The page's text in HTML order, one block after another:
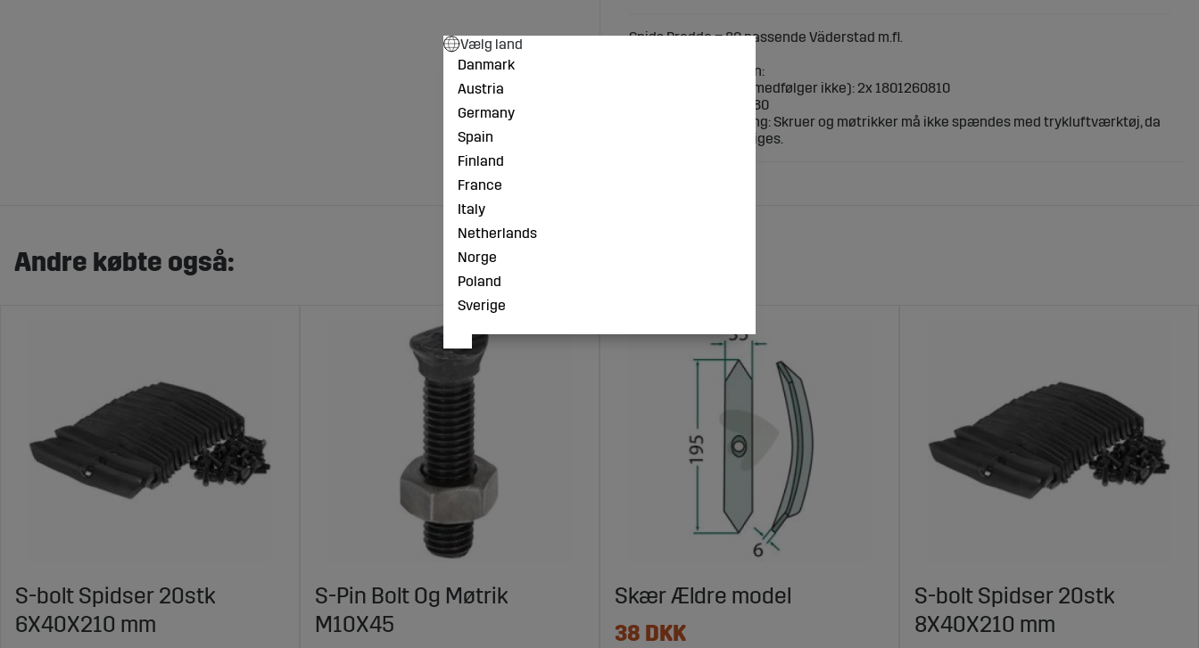
Spids Bredde = 80 passende Väderstad m.fl.
Teknisk specifikation:
Skruer med møtrik (medfølger ikke): 2x 1801260810
Mål (mm): Bredde = 80
Monteringsvejledning: Skruer og møtrikker må ikke spændes med trykluftværktøj, da
sliddele kan beskadiges.
Andre købte også:
S-bolt Spidser 20stk
6X40X210 mm
S-Pin Bolt Og Møtrik
M10X45
Skær Ældre model
38 DKK
S-bolt Spidser 20stk
8X40X210 mm
Vælg land
Danmark
Austria
Germany
Spain
Finland
France
Italy
Netherlands
Norge
Poland
Sverige